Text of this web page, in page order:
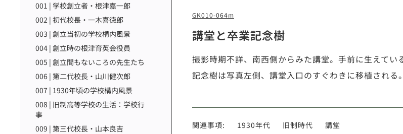
001 | 学校創立者・根津嘉一郎
002 | 初代校長・一木喜徳郎
003 | 創立当初の学校構内風景
004 | 創立時の根津育英会役員
005 | 創立間もないころの先生たち
006 | 第二代校長・山川健次郎
007 | 1930年頃の学校構内風景
008 | 旧制高等学校の生活：学校行
事
009 | 第三代校長・山本良吉
GK010-064m
講堂と卒業記念樹
撮影時期不詳、南西側からみた講堂。手前に生えて
記念樹は写真左側、講堂入口のすぐわきに移植される。
関連事項: 1930年代 旧制時代 講堂